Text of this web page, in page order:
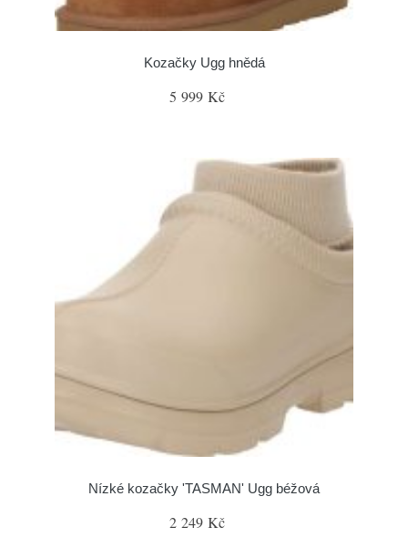
Kozačky Ugg hnědá
5 999 Kč
Nízké kozačky 'TASMAN' Ugg béžová
2 249 Kč